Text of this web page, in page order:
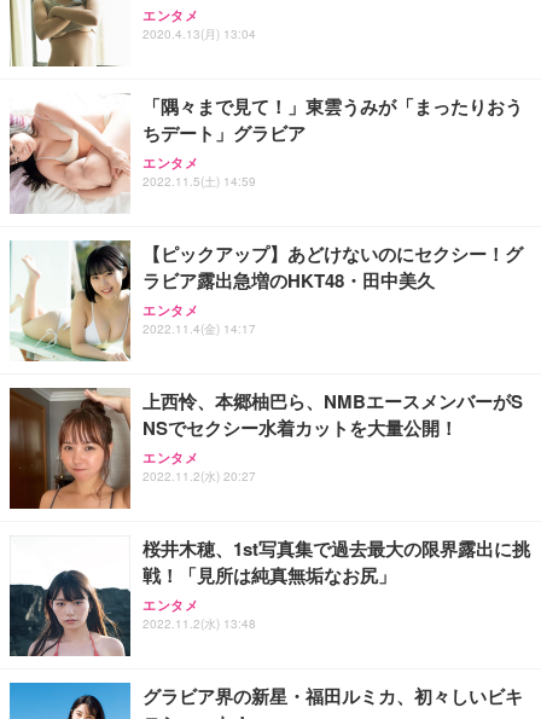
エンタメ
2020.4.13(月) 13:04
「隅々まで見て！」東雲うみが「まったりおう
ちデート」グラビア
エンタメ
2022.11.5(土) 14:59
【ピックアップ】あどけないのにセクシー！グ
ラビア露出急増のHKT48・田中美久
エンタメ
2022.11.4(金) 14:17
上西怜、本郷柚巴ら、NMBエースメンバーがS
NSでセクシー水着カットを大量公開！
エンタメ
2022.11.2(水) 20:27
桜井木穂、1st写真集で過去最大の限界露出に挑
戦！「見所は純真無垢なお尻」
エンタメ
2022.11.2(水) 13:48
グラビア界の新星・福田ルミカ、初々しいビキ